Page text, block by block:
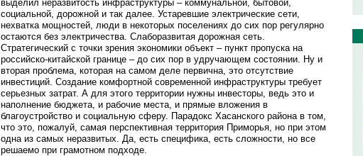
выделил неразвитость инфраструктуры – коммунальной, бытовой,
социальной, дорожной и так далее. Устаревшие электрические сети,
нехватка мощностей, люди в некоторых поселениях до сих пор регулярно
остаются без электричества. Слаборазвитая дорожная сеть.
Стратегический с точки зрения экономики объект – пункт пропуска на
российско-китайской границе – до сих пор в удручающем состоянии. Ну и
вторая проблема, которая на самом деле первична, это отсутствие
инвестиций. Создание комфортной современной инфраструктуры требует
серьезных затрат. А для этого территории нужны инвесторы, ведь это и
наполнение бюджета, и рабочие места, и прямые вложения в
благоустройство и социальную сферу. Парадокс Хасанского района в том,
что это, пожалуй, самая перспективная территория Приморья, но при этом
одна из самых неразвитых. Да, есть специфика, есть сложности, но все
решаемо при грамотном подходе.